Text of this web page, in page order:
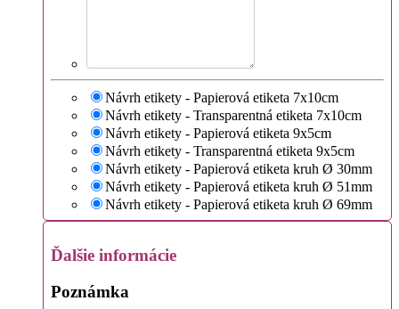
Návrh etikety - Papierová etiketa 7x10cm
Návrh etikety - Transparentná etiketa 7x10cm
Návrh etikety - Papierová etiketa 9x5cm
Návrh etikety - Transparentná etiketa 9x5cm
Návrh etikety - Papierová etiketa kruh Ø 30mm
Návrh etikety - Papierová etiketa kruh Ø 51mm
Návrh etikety - Papierová etiketa kruh Ø 69mm
Ďalšie informácie
Poznámka